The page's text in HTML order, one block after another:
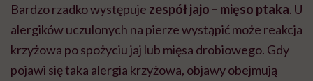
Bardzo rzadko występuje zespół jajo – mięso ptaka. U
alergików uczulonych na pierze wystąpić może reakcja
krzyżowa po spożyciu jaj lub mięsa drobiowego. Gdy
pojawi się taka alergia krzyżowa, objawy obejmują